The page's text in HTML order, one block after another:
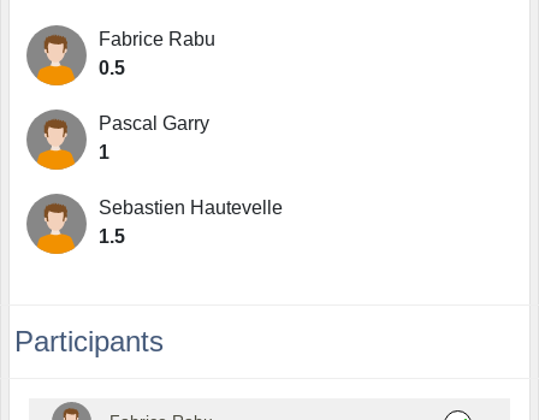
Fabrice Rabu
0.5
Pascal Garry
1
Sebastien Hautevelle
1.5
Participants